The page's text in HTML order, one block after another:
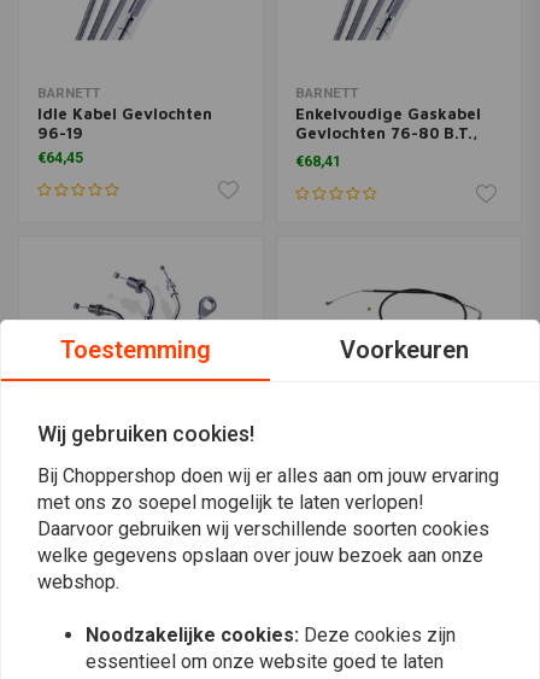
BARNETT
Idle Kabel Gevlochten
96-19
€64,45
BARNETT
Enkelvoudige Gaskabel
Gevlochten 76-80 B.T.,
XL
€68,41
BARNETT
Single Gaskabel Zwart
76-80 B.T., XL
€42,80
S&S
Gaskabel Set 42" voor
74-19 B.T. XL models met
S&S E&G
Toestemming Voorkeuren
Wij gebruiken cookies!
Bij Choppershop doen wij er alles aan om jouw ervaring
met ons zo soepel mogelijk te laten verlopen!
Daarvoor gebruiken wij verschillende soorten cookies
welke gegevens opslaan over jouw bezoek aan onze
webshop.
Noodzakelijke cookies: Deze cookies zijn
essentieel om onze website goed te laten